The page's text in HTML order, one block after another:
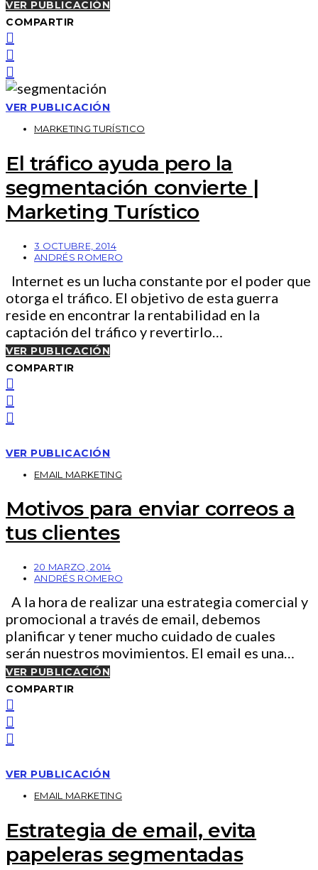
VER PUBLICACIÓN
COMPARTIR
VER PUBLICACIÓN
MARKETING TURÍSTICO
El tráfico ayuda pero la
segmentación convierte |
Marketing Turístico
3 OCTUBRE, 2014
ANDRÉS ROMERO
Internet es un lucha constante por el poder que
otorga el tráfico. El objetivo de esta guerra
reside en encontrar la rentabilidad en la
captación del tráfico y revertirlo…
VER PUBLICACIÓN
COMPARTIR
VER PUBLICACIÓN
EMAIL MARKETING
Motivos para enviar correos a
tus clientes
20 MARZO, 2014
ANDRÉS ROMERO
A la hora de realizar una estrategia comercial y
promocional a través de email, debemos
planificar y tener mucho cuidado de cuales
serán nuestros movimientos. El email es una…
VER PUBLICACIÓN
COMPARTIR
VER PUBLICACIÓN
EMAIL MARKETING
Estrategia de email, evita
papeleras segmentadas